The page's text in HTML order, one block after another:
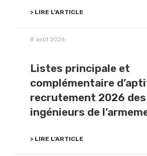
> LIRE L'ARTICLE
8 août 2026
Listes principale et
complémentaire
recrutement 2026 des
ingénieurs de
> LIRE L'ARTICLE